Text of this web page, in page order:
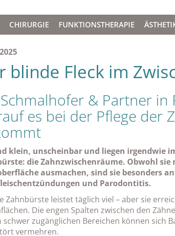
CHIRURGIE FUNKTIONSTHERAPIE
blinde Fleck im
& Partner in
es bei der Pflege der
klein, unscheinbar und liegen irgendwie
die Zahnzwischenräume. Obwohl sie
ausmachen, sind sie besonders
und Parodontitis.
Zahnbürste leistet täglich viel – aber sie
Die engen Spalten zwischen den
schwer zugänglichen Bereichen können sich
vermehren.